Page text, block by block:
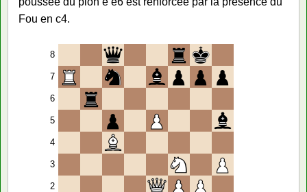
Fou en c4.
8
7
6
5
4
3
2